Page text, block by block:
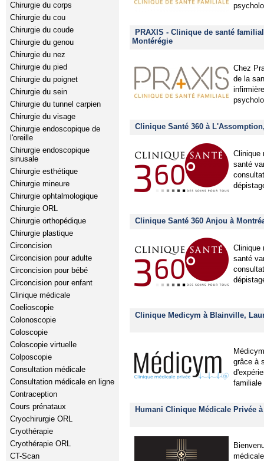
Chirurgie du corps
Chirurgie du cou
Chirurgie du coude
Chirurgie du genou
Chirurgie du nez
Chirurgie du pied
Chirurgie du poignet
Chirurgie du sein
Chirurgie du tunnel carpien
Chirurgie du visage
Chirurgie endoscopique de
l'oreille
Chirurgie endoscopique
sinusale
Chirurgie esthétique
Chirurgie mineure
Chirurgie ophtalmologique
Chirurgie ORL
Chirurgie orthopédique
Chirurgie plastique
Circoncision
Circoncision pour adulte
Circoncision pour bébé
Circoncision pour enfant
Clinique médicale
Coelioscopie
Colonoscopie
Coloscopie
Coloscopie virtuelle
Colposcopie
Consultation médicale
Consultation médicale en ligne
Contraception
Cours prénataux
Cryochirurgie ORL
Cryothérapie
Cryothérapie ORL
CT-Scan
PRAXIS - Clinique de santé
Montérégie
Chez
de la
Clinique Santé 360 à
Clinique
santé
Clinique Santé 360 Anjou à
Clinique
santé
Clinique Medicym à Blainville,
grâce à
familiale
Humani Clinique Médicale Privée